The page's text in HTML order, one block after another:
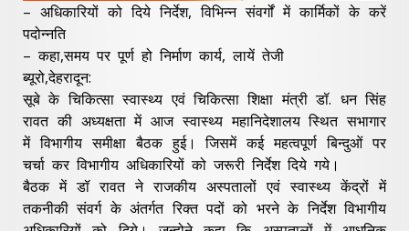
– अधिकारियों को दिये निर्देश, विभिन्न संवर्गों में कार्मिकों के करें
पदोन्नति
– कहा,समय पर पूर्ण हो निर्माण कार्य, लायें तेजी
ब्यूरो,देहरादून:
सूबे के चिकित्सा स्वास्थ्य एवं चिकित्सा शिक्षा मंत्री डॉ. धन सिंह
रावत की अध्यक्षता में आज स्वास्थ्य महानिदेशालय स्थित सभागार
में विभागीय समीक्षा बैठक हुई। जिसमें कई महत्वपूर्ण बिन्दुओं पर
चर्चा कर विभागीय अधिकारियों को जरूरी निर्देश दिये गये।
बैठक में डॉ रावत ने राजकीय अस्पतालों एवं स्वास्थ्य केंद्रों में
तकनीकी संवर्ग के अंतर्गत रिक्त पदों को भरने के निर्देश विभागीय